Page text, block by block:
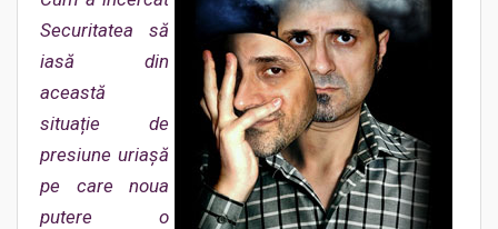
Securitatea să
iasă din
această
situație de
presiune uriașă
pe care noua
putere o